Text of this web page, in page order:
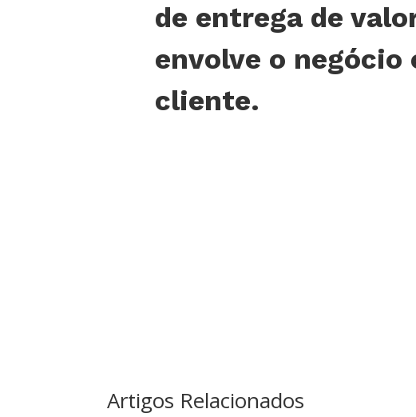
de entrega de
envolve o negócio
cliente.
Artigos Relacionados